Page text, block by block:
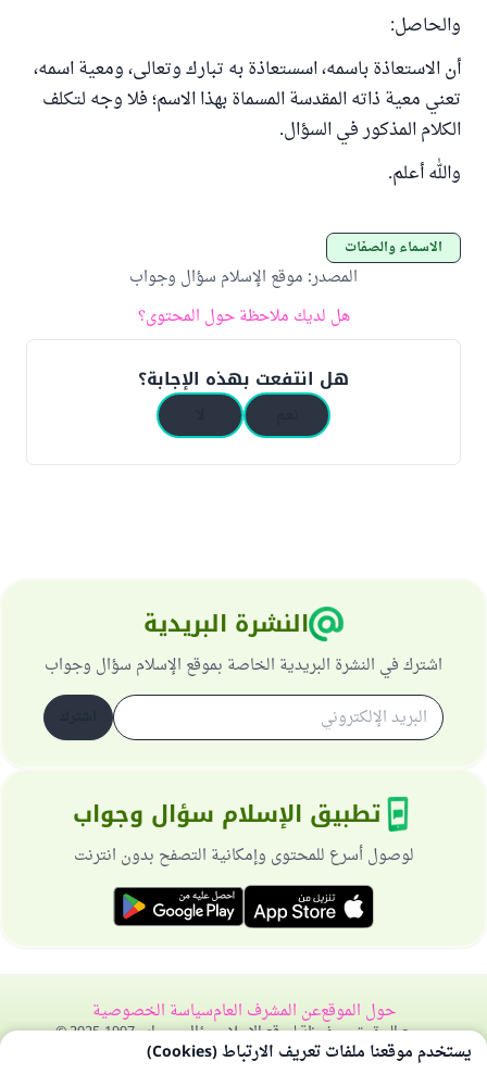
والحاصل:
أن الاستعاذة باسمه، اسستعاذة به تبارك وتعالى، ومعية اسمه،
تعني معية ذاته المقدسة المسماة بهذا الاسم؛ فلا وجه لتكلف
الكلام المذكور في السؤال.
والله أعلم.
الأسماء والصفات
المصدر: موقع الإسلام سؤال وجواب
هل لديك ملاحظة حول المحتوى؟
هل انتفعت بهذه الإجابة؟
النشرة البريدية
اشترك في النشرة البريدية الخاصة بموقع الإسلام سؤال وجواب
تطبيق الإسلام سؤال وجواب
لوصول أسرع للمحتوى وإمكانية التصفح بدون انترنت
حول الموقععن المشرف العامسياسة الخصوصية
جميع الحقوق محفوظة لموقع الإسلام سؤال وجواب 1997-2025 ©
يستخدم موقعنا ملفات تعريف الارتباط (Cookies)